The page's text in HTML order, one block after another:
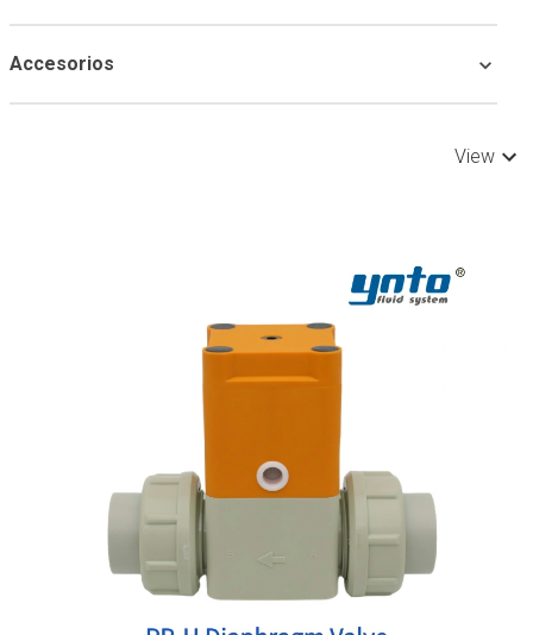
Accesorios
View